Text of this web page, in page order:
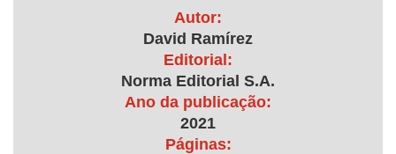
Autor:
David Ramírez
Editorial:
Norma Editorial S.A.
Ano da publicação:
2021
Páginas: